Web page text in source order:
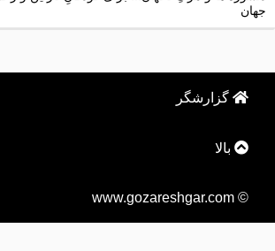
جهان
گزارشگر
بالا
© www.gozareshgar.com